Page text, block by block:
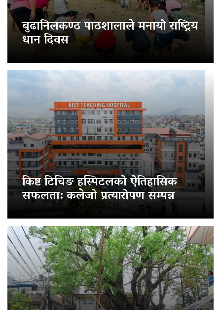
बुढानिलकण्ठ पाठशालाले मनायो राष्ट्रिय
धान दिवस
किष्ट टिचिङ हस्पिटलको ऐतिहासिक
सफलता: कलेजो प्रत्यारोपण सम्पन्न